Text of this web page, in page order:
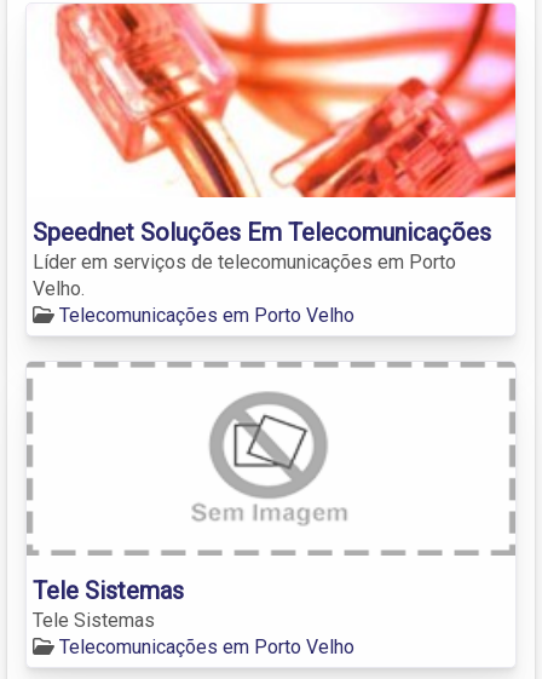
Speednet Soluções Em Telecomunicações
Líder em serviços de telecomunicações em Porto
Velho.
Telecomunicações em Porto Velho
Tele Sistemas
Tele Sistemas
Telecomunicações em Porto Velho